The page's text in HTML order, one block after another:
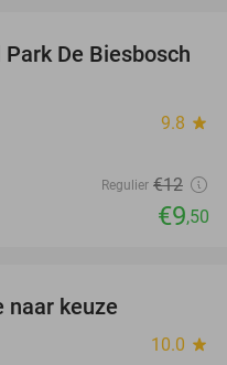
21%
De Biesbosch
9.8 star
Regulier €12
€9,50
naar keuze
10.0 star